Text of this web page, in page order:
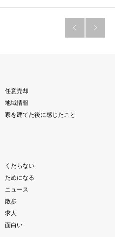
 
任意売却
地域情報
家を建てた後に感じたこと
くだらない
ためになる
ニュース
散歩
求人
面白い